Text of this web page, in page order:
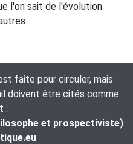
l'on sait de l'évolution
faite pour circuler, mais
doivent être cités comme
:
et prospectiviste)